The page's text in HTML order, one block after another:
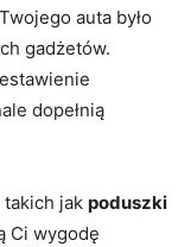
auta ⁣było
gadżetów.
dopełnią
jak poduszki
Ci ‌wygodę